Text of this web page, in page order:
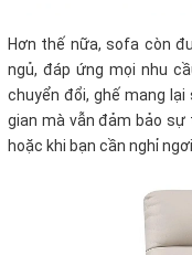
Hơn thế nữa, sofa còn
ngủ, đáp ứng mọi nhu
chuyển đổi, ghế mang
gian mà vẫn đảm bảo sự
hoặc khi bạn cần nghỉ